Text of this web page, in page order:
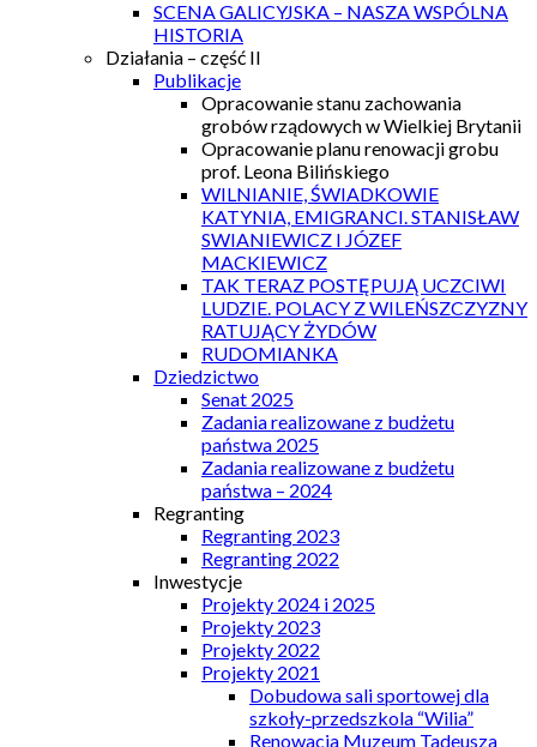
SCENA GALICYJSKA – NASZA WSPÓLNA
HISTORIA
Działania – część II
Publikacje
Opracowanie stanu zachowania
grobów rządowych w Wielkiej Brytanii
Opracowanie planu renowacji grobu
prof. Leona Bilińskiego
WILNIANIE, ŚWIADKOWIE
KATYNIA, EMIGRANCI. STANISŁAW
SWIANIEWICZ I JÓZEF
MACKIEWICZ
TAK TERAZ POSTĘPUJĄ UCZCIWI
LUDZIE. POLACY Z WILEŃSZCZYZNY
RATUJĄCY ŻYDÓW
RUDOMIANKA
Dziedzictwo
Senat 2025
Zadania realizowane z budżetu
państwa 2025
Zadania realizowane z budżetu
państwa – 2024
Regranting
Regranting 2023
Regranting 2022
Inwestycje
Projekty 2024 i 2025
Projekty 2023
Projekty 2022
Projekty 2021
Dobudowa sali sportowej dla
szkoły-przedszkola “Wilia”
Renowacja Muzeum Tadeusza